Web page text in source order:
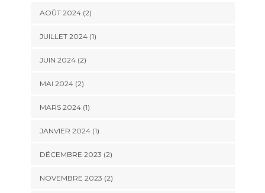
AOÛT 2024(2)
JUILLET 2024(1)
JUIN 2024(2)
MAI 2024(2)
MARS 2024(1)
JANVIER 2024(1)
DÉCEMBRE 2023 (2)
NOVEMBRE 2023 (2)